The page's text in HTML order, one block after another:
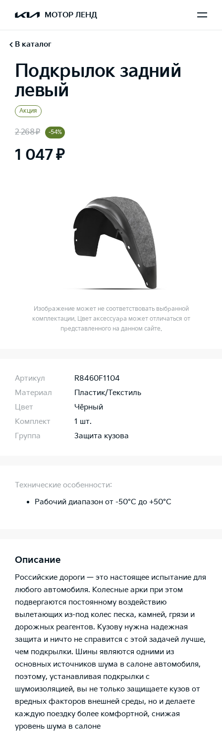
МОТОР ЛЕНД
В каталог
Подкрылок задний
левый
Акция
2 268 ₽ -54%
1 047 ₽
Изображение может не соответствовать выбранной
комплектации. Цвет аксессуара может отличаться от
представленного на данном сайте.
Артикул
R8460F1104
Материал
Пластик/Текстиль
Цвет
Чёрный
Комплект
1 шт.
Группа
Защита кузова
Технические особенности:
Рабочий диапазон от -50°C до +50°C
Описание
Российские дороги — это настоящее испытание для
любого автомобиля. Колесные арки при этом
подвергаются постоянному воздействию
вылетающих из-под колес песка, камней, грязи и
дорожных реагентов. Кузову нужна надежная
защита и ничто не справится с этой задачей лучше,
чем подкрылки. Шины являются одними из
основных источников шума в салоне автомобиля,
поэтому, устанавливая подкрылки с
шумоизоляцией, вы не только защищаете кузов от
вредных факторов внешней среды, но и делаете
каждую поездку более комфортной, снижая
уровень шума в салоне